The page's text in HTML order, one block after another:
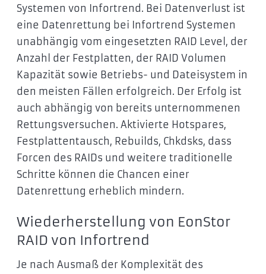
Systemen von Infortrend. Bei Datenverlust ist
eine Datenrettung bei Infortrend Systemen
unabhängig vom eingesetzten RAID Level, der
Anzahl der Festplatten, der RAID Volumen
Kapazität sowie Betriebs- und Dateisystem in
den meisten Fällen erfolgreich. Der Erfolg ist
auch abhängig von bereits unternommenen
Rettungsversuchen. Aktivierte Hotspares,
Festplattentausch, Rebuilds, Chkdsks, dass
Forcen des RAIDs und weitere traditionelle
Schritte können die Chancen einer
Datenrettung erheblich mindern.
Wiederherstellung von EonStor
RAID von Infortrend
Je nach Ausmaß der Komplexität des